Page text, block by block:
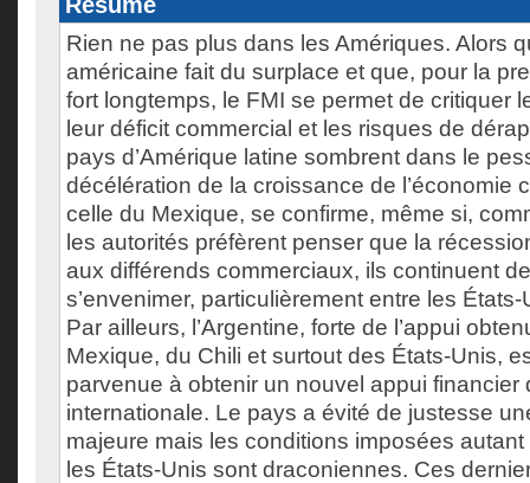
Rien ne pas plus dans les Amériques. Alors
américaine fait du surplace et que, pour la
fort longtemps, le FMI se permet de critiquer
leur déficit commercial et les risques de
pays d’Amérique latine sombrent dans le
décélération de la croissance de l’économie
celle du Mexique, se confirme, même si,
les autorités préfèrent penser que la
aux différends commerciaux, ils continuent
s’envenimer, particulièrement entre les
Par ailleurs, l’Argentine, forte de l’appui
Mexique, du Chili et surtout des États-Unis,
parvenue à obtenir un nouvel appui financier
internationale. Le pays a évité de justesse
majeure mais les conditions imposées
les États-Unis sont draconiennes. Ces